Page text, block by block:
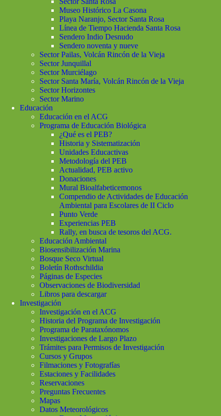
Museo Histórico La Casona
Playa Naranjo, Sector Santa Rosa
Línea de Tiempo Hacienda Santa Rosa
Sendero Indio Desnudo
Sendero noventa y nueve
Sector Pailas, Volcán Rincón de la Vieja
Sector Junquillal
Sector Murciélago
Sector Santa María, Volcán Rincón de la Vieja
Sector Horizontes
Sector Marino
Educación
Educación en el ACG
Programa de Educación Biológica
¿Qué es el PEB?
Historia y Sistematización
Unidades Educactivas
Metodología del PEB
Actualidad, PEB activo
Donaciones
Mural Bioalfabeticemonos
Compendio de Actividades de Educación
Ambiental para Escolares de II Ciclo
Punto Verde
Experiencias PEB
Rally, en busca de tesoros del ACG.
Educación Ambiental
Biosensibilización Marina
Bosque Seco Virtual
Boletín Rothschildia
Páginas de Especies
Observaciones de Biodiversidad
Libros para descargar
Investigación
Investigación en el ACG
Historia del Programa de Investigación
Programa de Parataxónomos
Investigaciones de Largo Plazo
Trámites para Permisos de Investigación
Cursos y Grupos
Filmaciones y Fotografías
Estaciones y Facilidades
Reservaciones
Preguntas Frecuentes
Mapas
Datos Meteorológicos